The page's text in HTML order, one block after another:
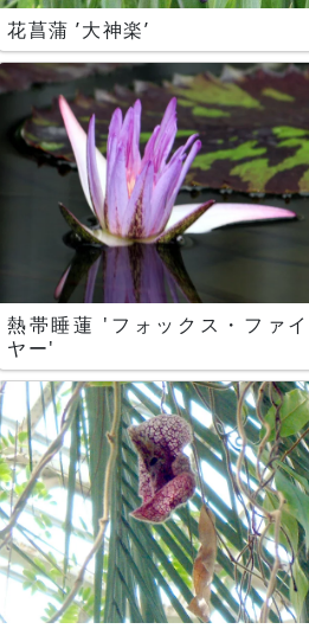
花菖蒲 ’大神楽’
熱帯睡蓮 'フォックス・ファイ
ヤー'